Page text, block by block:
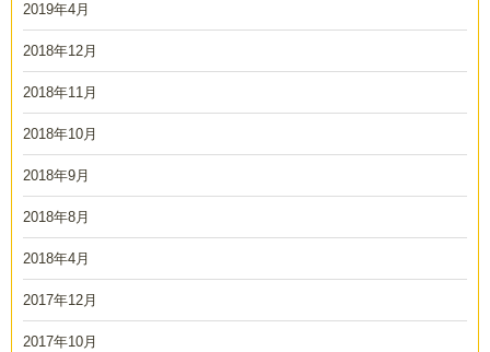
2019年4月
2018年12月
2018年11月
2018年10月
2018年9月
2018年8月
2018年4月
2017年12月
2017年10月